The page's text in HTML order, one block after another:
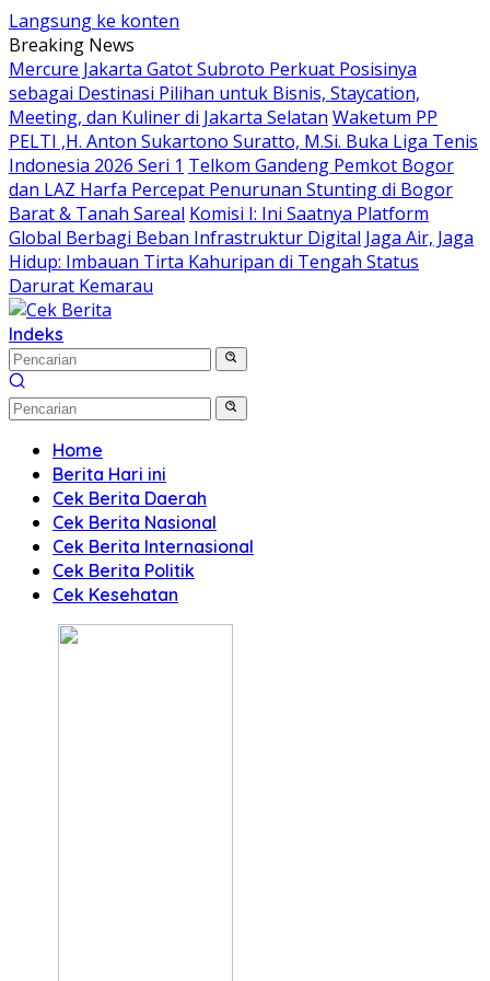
Langsung ke konten
Breaking News
Mercure Jakarta Gatot Subroto Perkuat Posisinya
sebagai Destinasi Pilihan untuk Bisnis, Staycation,
Meeting, dan Kuliner di Jakarta Selatan Waketum PP
PELTI ,H. Anton Sukartono Suratto, M.Si. Buka Liga Tenis
Indonesia 2026 Seri 1 Telkom Gandeng Pemkot Bogor
dan LAZ Harfa Percepat Penurunan Stunting di Bogor
Barat & Tanah Sareal Komisi I: Ini Saatnya Platform
Global Berbagi Beban Infrastruktur Digital Jaga Air, Jaga
Hidup: Imbauan Tirta Kahuripan di Tengah Status
Darurat Kemarau
Indeks
Home
Berita Hari ini
Cek Berita Daerah
Cek Berita Nasional
Cek Berita Internasional
Cek Berita Politik
Cek Kesehatan